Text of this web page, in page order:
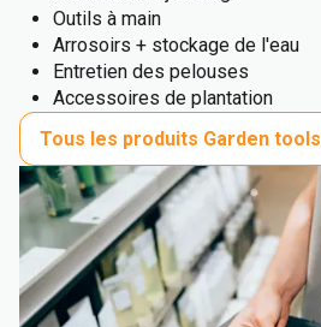
Outils à main
Arrosoirs + stockage de l'eau
Entretien des pelouses
Accessoires de plantation
Tous les produits Garden tools